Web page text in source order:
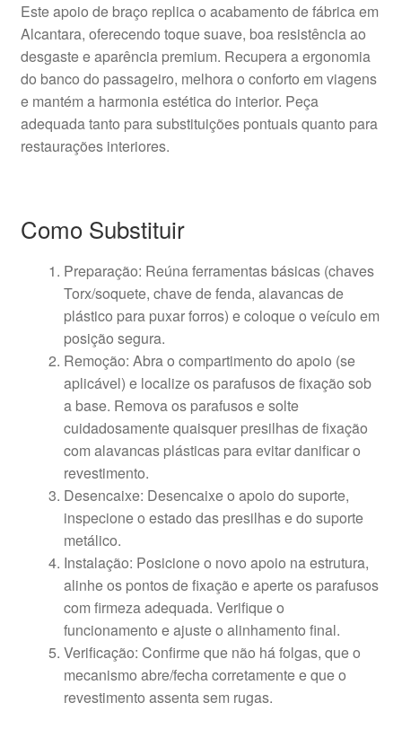
Este apoio de braço replica o acabamento de fábrica em
Alcantara, oferecendo toque suave, boa resistência ao
desgaste e aparência premium. Recupera a ergonomia
do banco do passageiro, melhora o conforto em viagens
e mantém a harmonia estética do interior. Peça
adequada tanto para substituições pontuais quanto para
restaurações interiores.
Como Substituir
Preparação: Reúna ferramentas básicas (chaves
Torx/soquete, chave de fenda, alavancas de
plástico para puxar forros) e coloque o veículo em
posição segura.
Remoção: Abra o compartimento do apoio (se
aplicável) e localize os parafusos de fixação sob
a base. Remova os parafusos e solte
cuidadosamente quaisquer presilhas de fixação
com alavancas plásticas para evitar danificar o
revestimento.
Desencaixe: Desencaixe o apoio do suporte,
inspecione o estado das presilhas e do suporte
metálico.
Instalação: Posicione o novo apoio na estrutura,
alinhe os pontos de fixação e aperte os parafusos
com firmeza adequada. Verifique o
funcionamento e ajuste o alinhamento final.
Verificação: Confirme que não há folgas, que o
mecanismo abre/fecha corretamente e que o
revestimento assenta sem rugas.